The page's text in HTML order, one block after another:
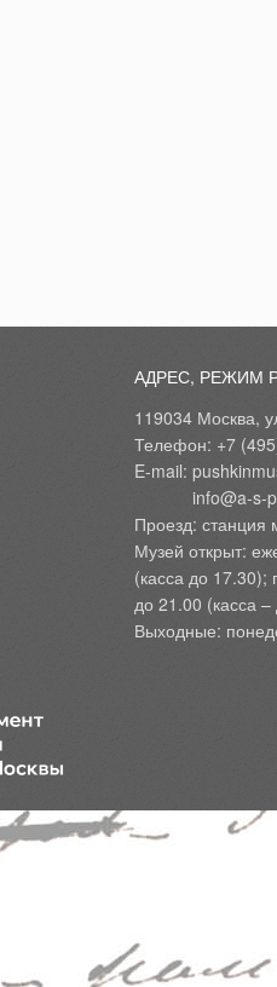
АДРЕС, РЕЖИМ
119034 Москва,
Телефон: +7
E-mail:
Проезд: станция
Музей открыт:
(касса до 17.30);
до 21.00 (касса
Выходные: